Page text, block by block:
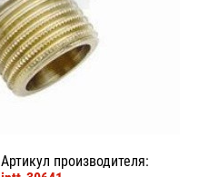
Артикул производителя: